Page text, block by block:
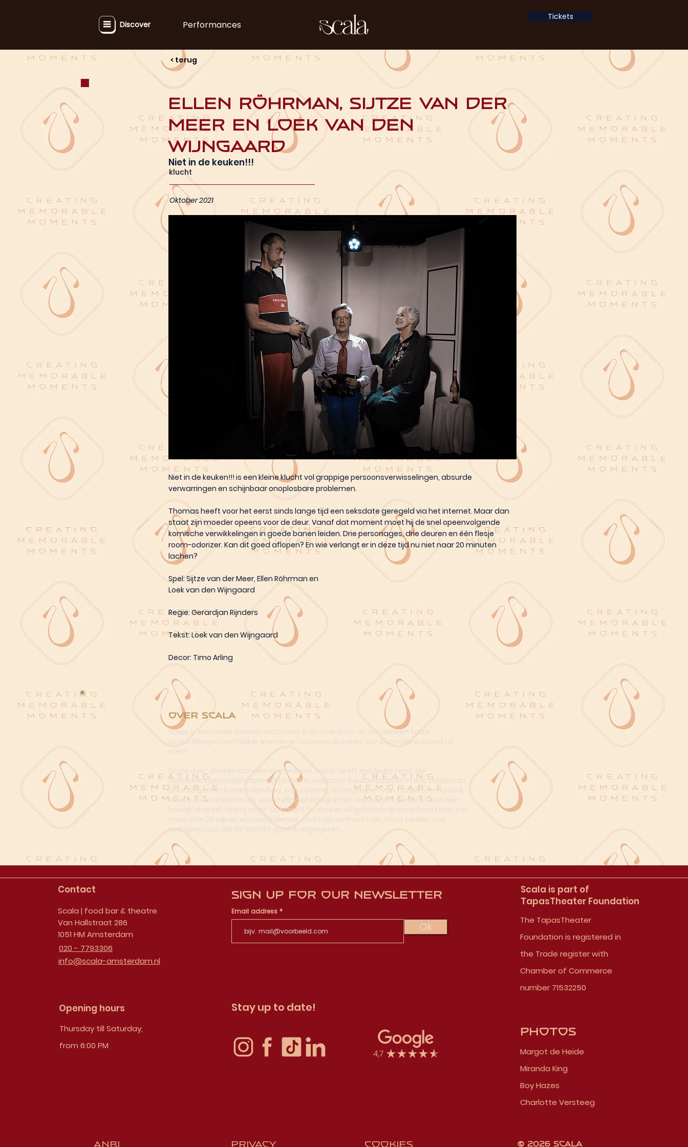
Discover Performances
Tickets
< terug
klucht
Ellen Röhrman, Sijtze van der
Meer en Loek van den
Wijngaard
Niet in de keuken!!!
Oktober 2021
Niet in de keuken!!! is een kleine klucht vol grappige persoonsverwisselingen, absurde
verwarringen en schijnbaar onoplosbare problemen.
Thomas heeft voor het eerst sinds lange tijd een seksdate geregeld via het internet. Maar dan
staat zijn moeder opeens voor de deur. Vanaf dat moment moet hij de snel opeenvolgende
komische verwikkelingen in goede banen leiden. Drie personages, drie deuren en één flesje
room-odorizer. Kan dit goed aflopen? En wie verlangt er in deze tijd nu niet naar 20 minuten
lachen?
Spel: Sijtze van der Meer, Ellen Röhrman en
Loek van den Wijngaard
Regie: Gerardjan Rijnders
Tekst: Loek van den Wijngaard
Decor: Timo Arling
Over Scala
Scala is een uniek theaterrestaurant in Amsterdam. Je combineert korte
voorstellingen met lekker eten én je favoriete drankjes. Een bijzondere avond uit
eten!
Scala doet denken aan een dinnershow, maar heeft een leuke twist: de
voorstellingen vinden namelijk plaats in separate theaterzaaltjes in ons souterrain.
Diverse genres komen aan bod, van cabaret tot muziek en van toneel tot musical.
Voor, tussen en/of na de voorstellingen kan je in het restaurant genieten van een
heerlijk shared-dining diner. Ook heeft Scala een uitgebreide drankenkaart met o.a.
meer dan 25 wijnen en verschillende cocktails en mocktails. Onze keuken sluit
overigens pas als de laatste gast is uitgegeten.
Contact
Scala | food bar & theatre
Van Hallstraat 286
1051 HM Amsterdam
020 - 7793306
info@scala-amsterdam.nl
Opening hours
Thursday till Saturday,
from 6:00 PM
Sign up for our newsletter
Email address
Ok
Stay up to date!
Scala is part of
TapasTheater Foundation
The TapasTheater
Foundation is registered in
the Trade register with
Chamber of Commerce
number 71532250
Photos
Margot de Heide
Miranda King
Boy Hazes
Charlotte Versteeg
ANBI privacy cookies © 2026 Scala